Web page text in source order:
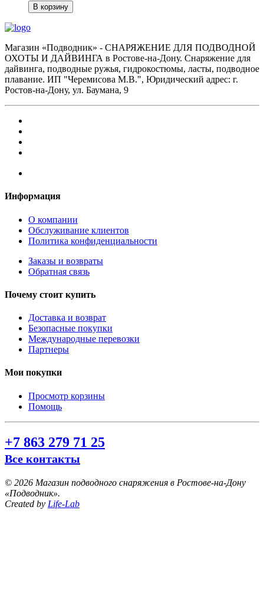
В корзину
Магазин «Подводник» - СНАРЯЖЕНИЕ ДЛЯ ПОДВОДНОЙ
ОХОТЫ И ДАЙВИНГА в Ростове-на-Дону. Снаряжение для
дайвинга, подводные ружья, гидрокостюмы, ласты, подводное
плавание. ИП "Черемисова М.В.", Юридический адрес: г.
Ростов-на-Дону, ул. Баумана, 9
Информация
О компании
Обслуживание клиентов
Политика конфиденциальности
Заказы и возвраты
Обратная связь
Почему стоит купить
Доставка и возврат
Безопасные покупки
Международные перевозки
Партнеры
Мои покупки
Просмотр корзины
Помощь
+7 863 279 71 25
Все контакты
© 2026 Магазин подводного снаряжения в Ростове-на-Дону
«Подводник».
Created by Life-Lab